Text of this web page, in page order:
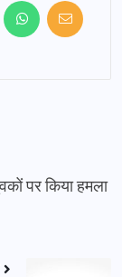
पर किया हमला